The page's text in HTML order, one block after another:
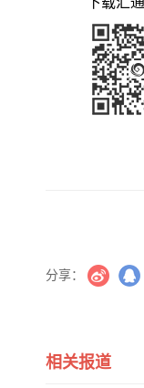
分享：
相关报道